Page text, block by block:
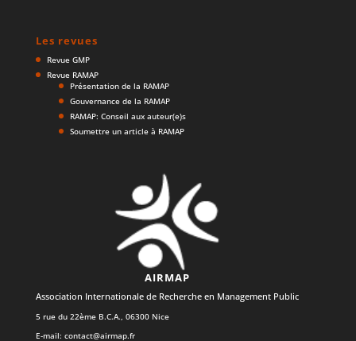
Les revues
Revue GMP
Revue RAMAP
Présentation de la RAMAP
Gouvernance de la RAMAP
RAMAP: Conseil aux auteur(e)s
Soumettre un article à RAMAP
AIRMAP
Association Internationale de Recherche en Management Public
5 rue du 22ème B.C.A., 06300 Nice
E-mail: contact@airmap.fr